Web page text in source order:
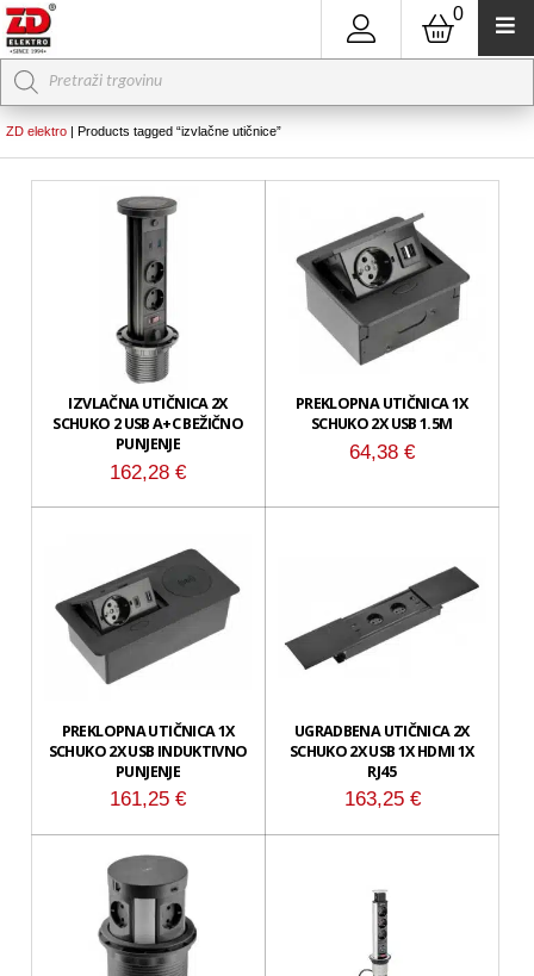
0
Products
search
ZD elektro | Products tagged “izvlačne utičnice”
IZVLAČNA UTIČNICA 2X
SCHUKO 2 USB A+C BEŽIČNO
PUNJENJE
162,28€
PREKLOPNA UTIČNICA 1X
SCHUKO 2X USB 1.5M
64,38€
PREKLOPNA UTIČNICA 1X
SCHUKO 2X USB INDUKTIVNO
PUNJENJE
161,25€
UGRADBENA UTIČNICA 2X
SCHUKO 2X USB 1X HDMI 1X
RJ45
163,25 €